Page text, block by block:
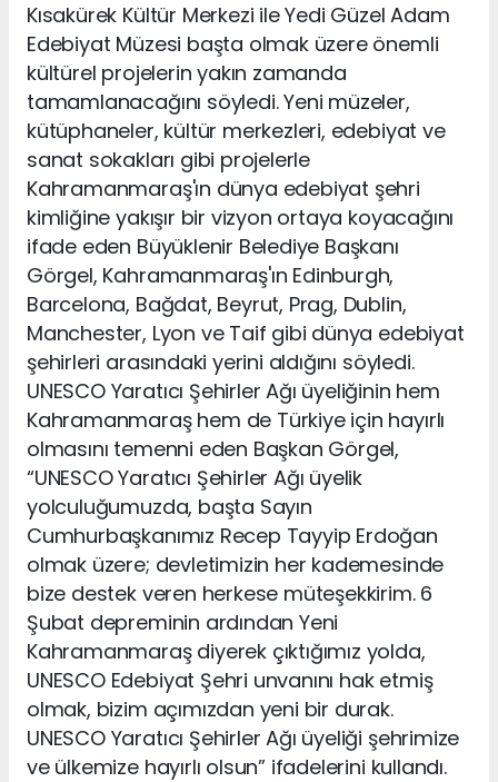
Kısakürek Kültür Merkezi ile Yedi Güzel Adam
Edebiyat Müzesi başta olmak üzere önemli
kültürel projelerin yakın zamanda
tamamlanacağını söyledi. Yeni müzeler,
kütüphaneler, kültür merkezleri, edebiyat ve
sanat sokakları gibi projelerle
Kahramanmaraş'ın dünya edebiyat şehri
kimliğine yakışır bir vizyon ortaya koyacağını
ifade eden Büyüklenir Belediye Başkanı
Görgel, Kahramanmaraş'ın Edinburgh,
Barcelona, Bağdat, Beyrut, Prag, Dublin,
Manchester, Lyon ve Taif gibi dünya edebiyat
şehirleri arasındaki yerini aldığını söyledi.
UNESCO Yaratıcı Şehirler Ağı üyeliğinin hem
Kahramanmaraş hem de Türkiye için hayırlı
olmasını temenni eden Başkan Görgel,
“UNESCO Yaratıcı Şehirler Ağı üyelik
yolculuğumuzda, başta Sayın
Cumhurbaşkanımız Recep Tayyip Erdoğan
olmak üzere; devletimizin her kademesinde
bize destek veren herkese müteşekkirim. 6
Şubat depreminin ardından Yeni
Kahramanmaraş diyerek çıktığımız yolda,
UNESCO Edebiyat Şehri unvanını hak etmiş
olmak, bizim açımızdan yeni bir durak.
UNESCO Yaratıcı Şehirler Ağı üyeliği şehrimize
ve ülkemize hayırlı olsun” ifadelerini kullandı.